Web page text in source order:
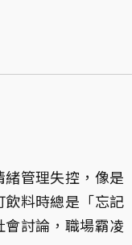
管理失控，像是
料時總是「忘記
討論，職場霸凌